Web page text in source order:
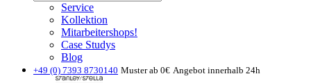
Service
Kollektion
Mitarbeitershops!
Case Studys
Blog
+49 (0) 7393 8730140 Muster ab 0€ Angebot innerhalb 24h